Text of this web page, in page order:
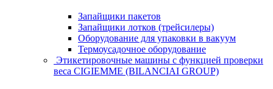
Запайщики пакетов
Запайщики лотков (трейсилеры)
Оборудование для упаковки в вакуум
Термоусадочное оборудование
Этикетировочные машины с функцией проверки
веса CIGIEMME (BILANCIAI GROUP)